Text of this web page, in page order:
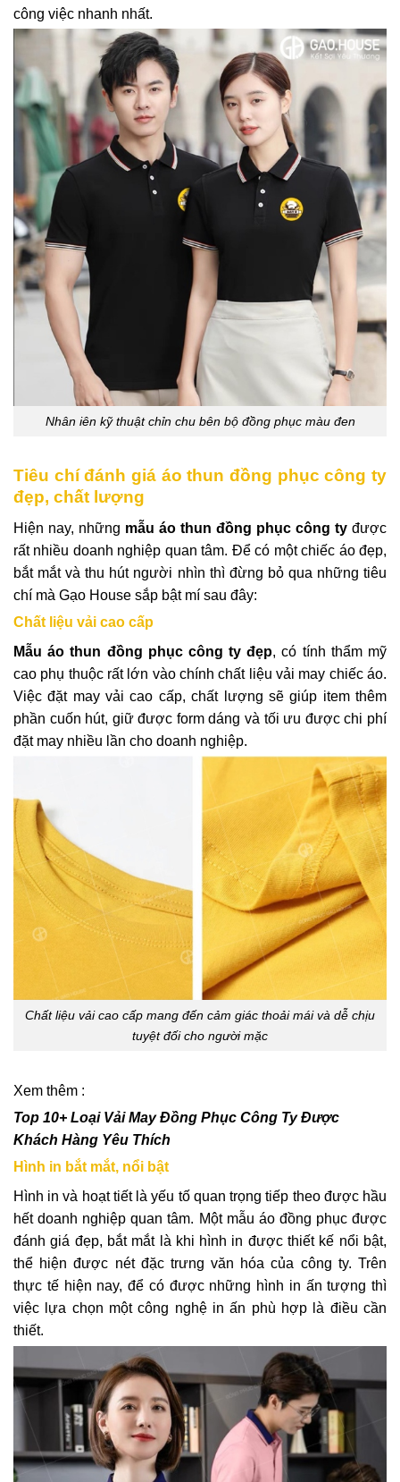
công việc nhanh nhất.
Nhân iên kỹ thuật chỉn chu bên bộ đồng phục màu đen
Tiêu chí đánh giá áo thun đồng phục công ty
đẹp, chất lượng
Hiện nay, những mẫu áo thun đồng phục công ty được
rất nhiều doanh nghiệp quan tâm. Để có một chiếc áo đẹp,
bắt mắt và thu hút người nhìn thì đừng bỏ qua những tiêu
chí mà Gạo House sắp bật mí sau đây:
Chất liệu vải cao cấp
Mẫu áo thun đồng phục công ty đẹp, có tính thẩm mỹ
cao phụ thuộc rất lớn vào chính chất liệu vải may chiếc áo.
Việc đặt may vải cao cấp, chất lượng sẽ giúp item thêm
phần cuốn hút, giữ được form dáng và tối ưu được chi phí
đặt may nhiều lần cho doanh nghiệp.
Chất liệu vải cao cấp mang đến cảm giác thoải mái và dễ chịu
tuyệt đối cho người mặc
Xem thêm :
Top 10+ Loại Vải May Đồng Phục Công Ty Được
Khách Hàng Yêu Thích
Hình in bắt mắt, nổi bật
Hình in và hoạt tiết là yếu tố quan trọng tiếp theo được hầu
hết doanh nghiệp quan tâm. Một mẫu áo đồng phục được
đánh giá đẹp, bắt mắt là khi hình in được thiết kế nổi bật,
thể hiện được nét đặc trưng văn hóa của công ty. Trên
thực tế hiện nay, để có được những hình in ấn tượng thì
việc lựa chọn một công nghệ in ấn phù hợp là điều cần
thiết.